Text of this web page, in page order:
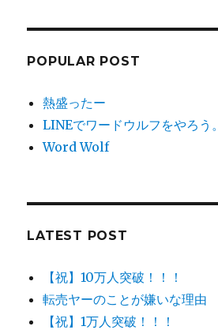
POPULAR POST
熱盛ったー
LINEでワードウルフをやろう。
Word Wolf
LATEST POST
【祝】10万人突破！！！
転売ヤーのことが嫌いな理由
【祝】1万人突破！！！